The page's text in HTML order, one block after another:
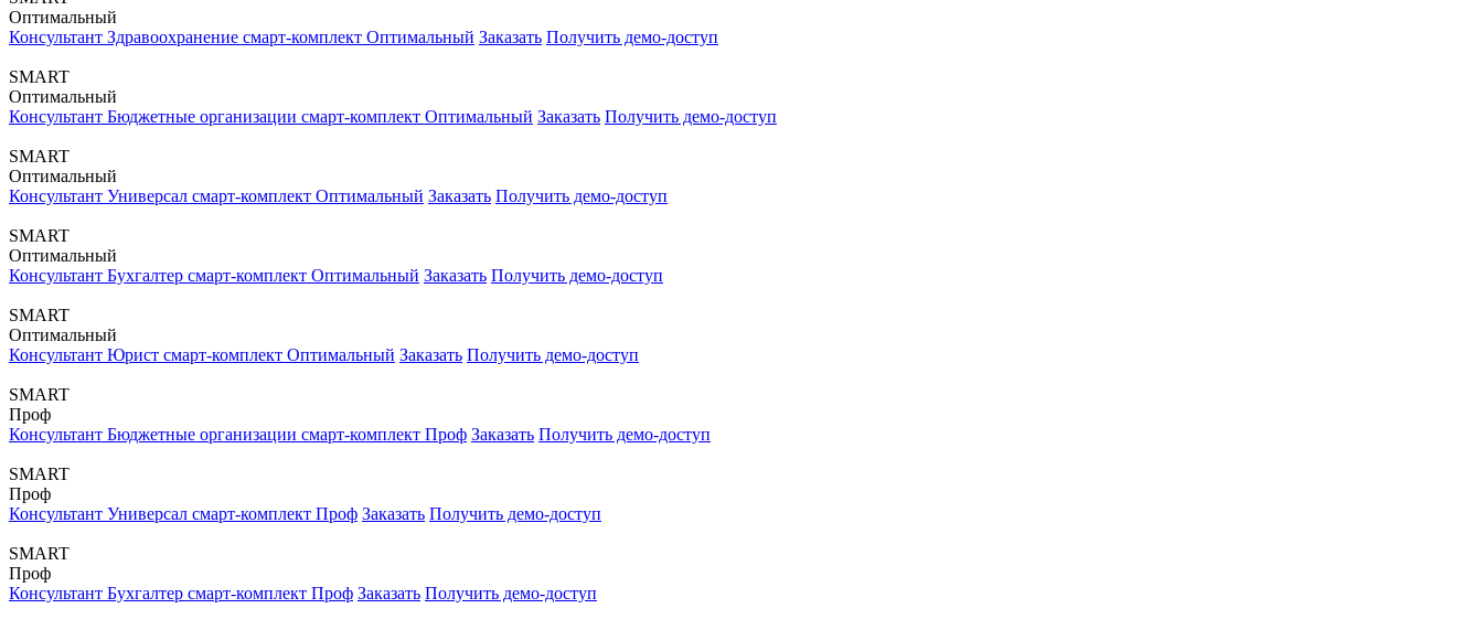
Оптимальный
Консультант Здравоохранение смарт-комплект Оптимальный Заказать Получить демо-доступ
SMART
Оптимальный
Консультант Бюджетные организации смарт-комплект Оптимальный Заказать Получить демо-доступ
SMART
Оптимальный
Консультант Универсал смарт-комплект Оптимальный Заказать Получить демо-доступ
SMART
Оптимальный
Консультант Бухгалтер смарт-комплект Оптимальный Заказать Получить демо-доступ
SMART
Оптимальный
Консультант Юрист смарт-комплект Оптимальный Заказать Получить демо-доступ
SMART
Проф
Консультант Бюджетные организации смарт-комплект Проф Заказать Получить демо-доступ
SMART
Проф
Консультант Универсал смарт-комплект Проф Заказать Получить демо-доступ
SMART
Проф
Консультант Бухгалтер смарт-комплект Проф Заказать Получить демо-доступ